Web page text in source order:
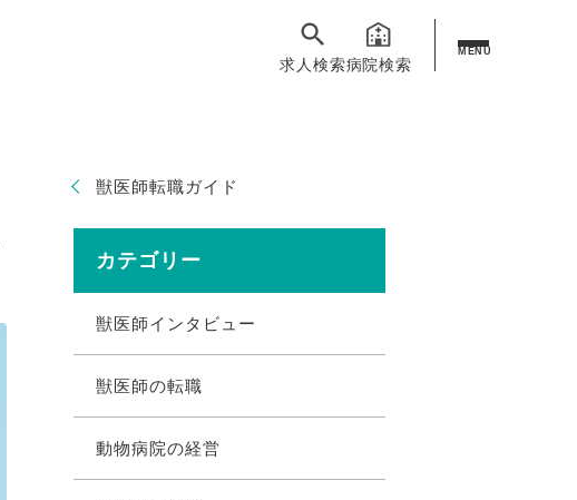
求人検索病院検索
MENU
獣医師転職ガイド
カテゴリー
獣医師インタビュー
獣医師の転職
動物病院の経営